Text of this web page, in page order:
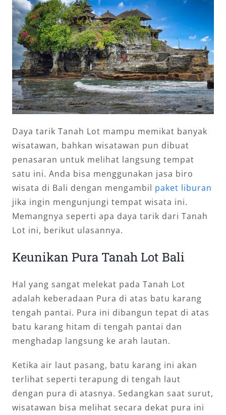
Daya tarik Tanah Lot mampu memikat banyak
wisatawan, bahkan wisatawan pun dibuat
penasaran untuk melihat langsung tempat
satu ini. Anda bisa menggunakan jasa biro
wisata di Bali dengan mengambil paket liburan
jika ingin mengunjungi tempat wisata ini.
Memangnya seperti apa daya tarik dari Tanah
Lot ini, berikut ulasannya.
Keunikan Pura Tanah Lot Bali
Hal yang sangat melekat pada Tanah Lot
adalah keberadaan Pura di atas batu karang
tengah pantai. Pura ini dibangun tepat di atas
batu karang hitam di tengah pantai dan
menghadap langsung ke arah lautan.
Ketika air laut pasang, batu karang ini akan
terlihat seperti terapung di tengah laut
dengan pura di atasnya. Sedangkan saat surut,
wisatawan bisa melihat secara dekat pura ini